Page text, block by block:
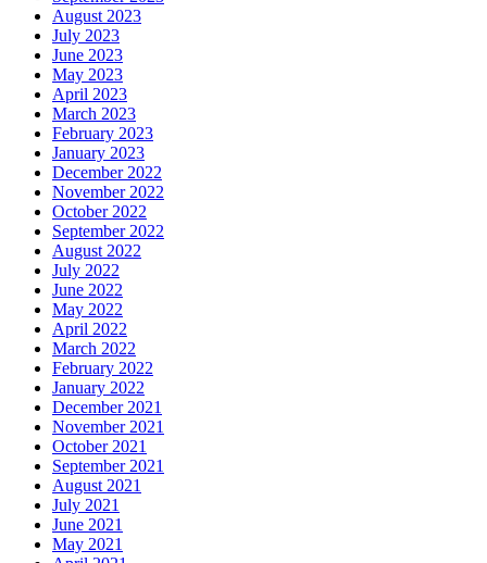
August 2023
July 2023
June 2023
May 2023
April 2023
March 2023
February 2023
January 2023
December 2022
November 2022
October 2022
September 2022
August 2022
July 2022
June 2022
May 2022
April 2022
March 2022
February 2022
January 2022
December 2021
November 2021
October 2021
September 2021
August 2021
July 2021
June 2021
May 2021